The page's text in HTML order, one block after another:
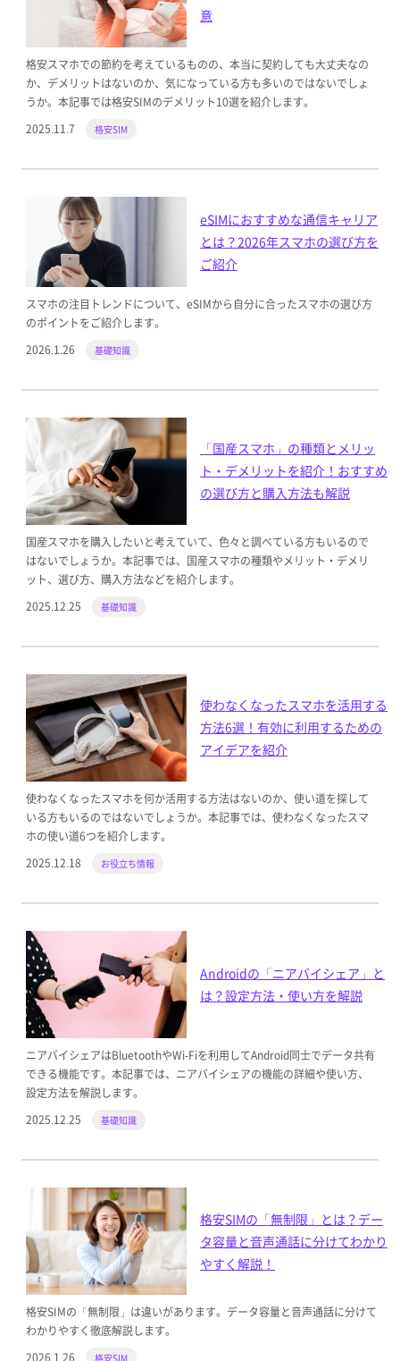
意
格安スマホでの節約を考えているものの、本当に契約しても大丈夫なの
か、デメリットはないのか、気になっている方も多いのではないでしょ
うか。本記事では格安SIMのデメリット10選を紹介します。
2025.11.7
格安SIM
eSIMにおすすめな通信キャリア
とは？2026年スマホの選び方を
ご紹介
スマホの注目トレンドについて、eSIMから自分に合ったスマホの選び方
のポイントをご紹介します。
2026.1.26
基礎知識
「国産スマホ」の種類とメリッ
ト・デメリットを紹介！おすすめ
の選び方と購入方法も解説
国産スマホを購入したいと考えていて、色々と調べている方もいるので
はないでしょうか。本記事では、国産スマホの種類やメリット・デメリ
ット、選び方、購入方法などを紹介します。
2025.12.25
基礎知識
使わなくなったスマホを活用する
方法6選！有効に利用するための
アイデアを紹介
使わなくなったスマホを何か活用する方法はないのか、使い道を探して
いる方もいるのではないでしょうか。本記事では、使わなくなったスマ
ホの使い道6つを紹介します。
2025.12.18
お役立ち情報
Androidの「ニアバイシェア」と
は？設定方法・使い方を解説
ニアバイシェアはBluetoothやWi-Fiを利用してAndroid同士でデータ共有
できる機能です。本記事では、ニアバイシェアの機能の詳細や使い方、
設定方法を解説します。
2025.12.25
基礎知識
格安SIMの「無制限」とは？デー
タ容量と音声通話に分けてわかり
やすく解説！
格安SIMの「無制限」は違いがあります。データ容量と音声通話に分けて
わかりやすく徹底解説します。
2026.1.26
格安SIM